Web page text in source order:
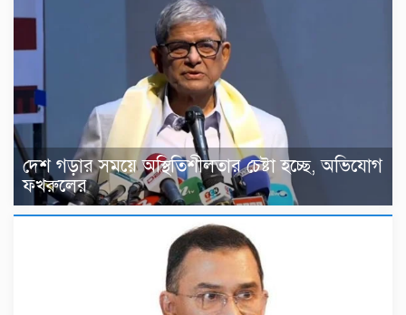
দেশ গড়ার সময়ে অস্থিতিশীলতার চেষ্টা হচ্ছে, অভিযোগ
ফখরুলের